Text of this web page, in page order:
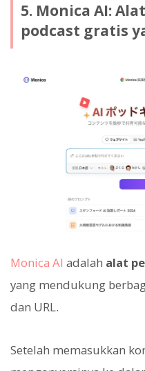
5. Monica AI:
podcast gratis
Monica AI adalah alat
yang mendukung
dan URL.
Setelah memasukkan